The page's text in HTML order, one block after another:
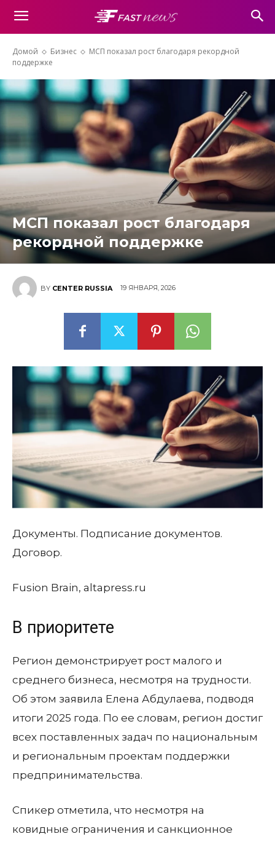
Домой Бизнес
МСП показал рост благодаря рекордной
поддержке
МСП показал рост благодаря
рекордной поддержке
BY CENTER RUSSIA 19 ЯНВАРЯ, 2026
Документы. Подписание документов.
Договор.
Fusion Brain, altapress.ru
В приоритете
Регион демонстрирует рост малого и
среднего бизнеса, несмотря на трудности.
Об этом заявила Елена Абдулаева, подводя
итоги 2025 года. По ее словам, регион достиг
всех поставленных задач по национальным
и региональным проектам поддержки
предпринимательства.
Спикер отметила, что несмотря на
ковидные ограничения и санкционное